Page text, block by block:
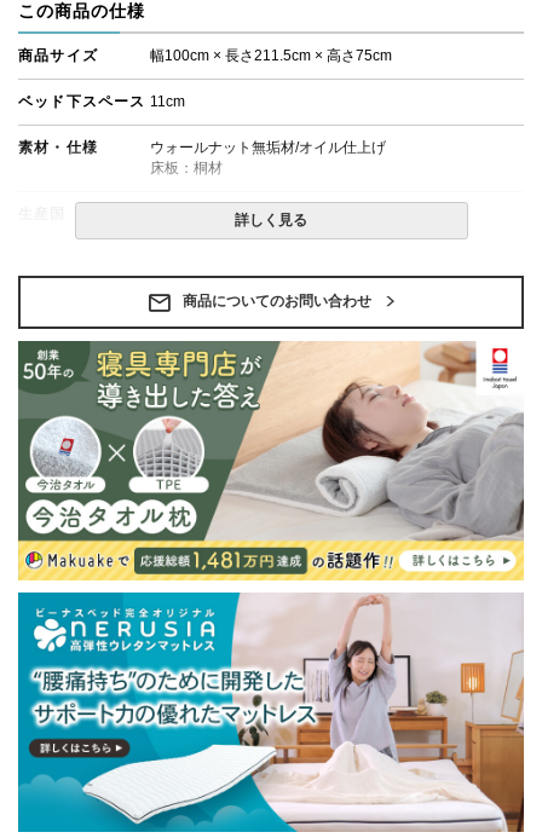
この商品の仕様
商品サイズ 幅100cm × 長さ211.5cm × 高さ75cm
ベッド下スペース 11cm
素材・仕様
ウォールナット無垢材/オイル仕上げ
床板：桐材
・この商品は組み立て式です。
・ベッドフレームのみの金額です。
※北海道・沖縄・離島等一部地域へのお届けは別途送料
が発生する場合がございます。また発送予定も変更にな
る場合があります。
詳しく見る
商品についてのお問い合わせ